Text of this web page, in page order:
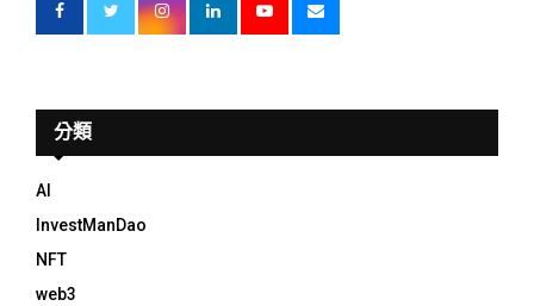
分類
AI
InvestManDao
NFT
web3